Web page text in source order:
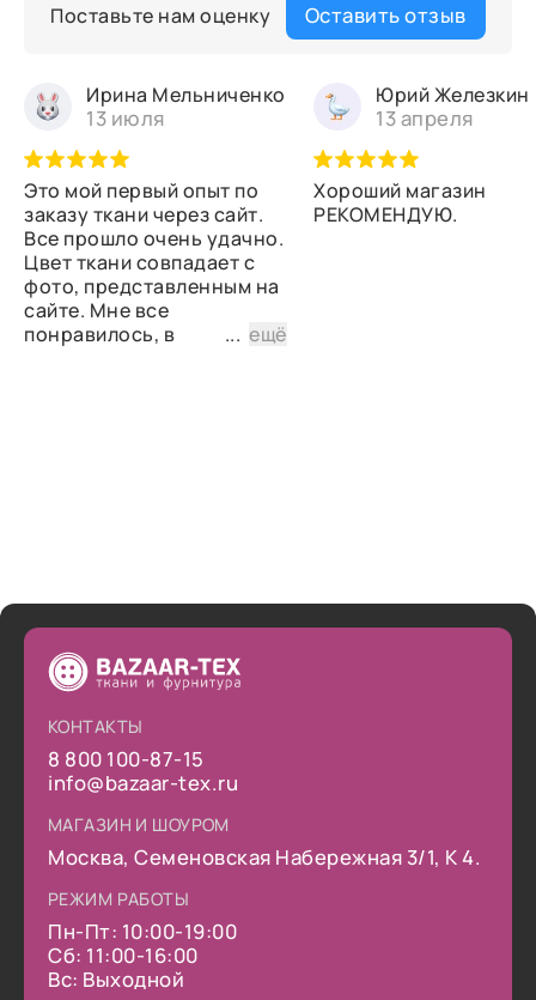
Поставьте нам оценку Оставить отзыв
Ирина Мельниченко
13 июля
Это мой первый опыт по
заказу ткани через сайт.
Все прошло очень удачно.
Цвет ткани совпадает с
фото, представленным на
сайте. Мне все
понравилось, в
...ещё
Юрий Железкин
13 апреля
Хороший магазин
РЕКОМЕНДУЮ.
КОНТАКТЫ
8 800 100-87-15
info@bazaar-tex.ru
МАГАЗИН И ШОУРОМ
Москва, Семеновская Набережная 3/1, К 4.
РЕЖИМ РАБОТЫ
Пн-Пт: 10:00-19:00
Сб: 11:00-16:00
Вс: Выходной